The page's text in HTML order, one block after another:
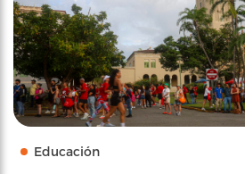
Educación